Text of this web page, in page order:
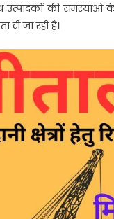
उत्पादकों की
दी जा रही है।